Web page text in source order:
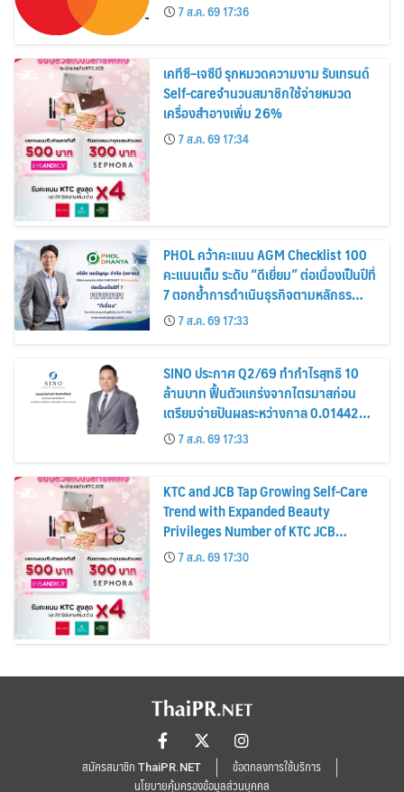
7 ส.ค. 69 17:36
เคทีซี–เจซีบี รุกหมวดความงาม รับเทรนด์
Self-careจำนวนสมาชิกใช้จ่ายหมวด
เครื่องสำอางเพิ่ม 26%
7 ส.ค. 69 17:34
PHOL คว้าคะแนน AGM Checklist 100
คะแนนเต็ม ระดับ “ดีเยี่ยม” ต่อเนื่องเป็นปีที่
7 ตอกย้ำการดำเนินธุรกิจตามหลักธร
รมาภิบาล โปร่งใส สร้างความเชื่อมั่นผู้ถือ
หุ้น
7 ส.ค. 69 17:33
SINO ประกาศ Q2/69 ทำกำไรสุทธิ 10
ล้านบาท ฟื้นตัวแกร่งจากไตรมาสก่อน
เตรียมจ่ายปันผลระหว่างกาล 0.014423
บาทต่อหุ้น ครึ่งปีหลังมุ่งเติบโตต่อเนื่อง
7 ส.ค. 69 17:33
KTC and JCB Tap Growing Self-Care
Trend with Expanded Beauty
Privileges Number of KTC JCB
Cardmembers Spending on
Cosmetics Rises 26%
7 ส.ค. 69 17:30
สมัครสมาชิก ThaiPR.NET
ข้อตกลงการใช้บริการ
นโยบายคุ้มครองข้อมูลส่วนบุคคล